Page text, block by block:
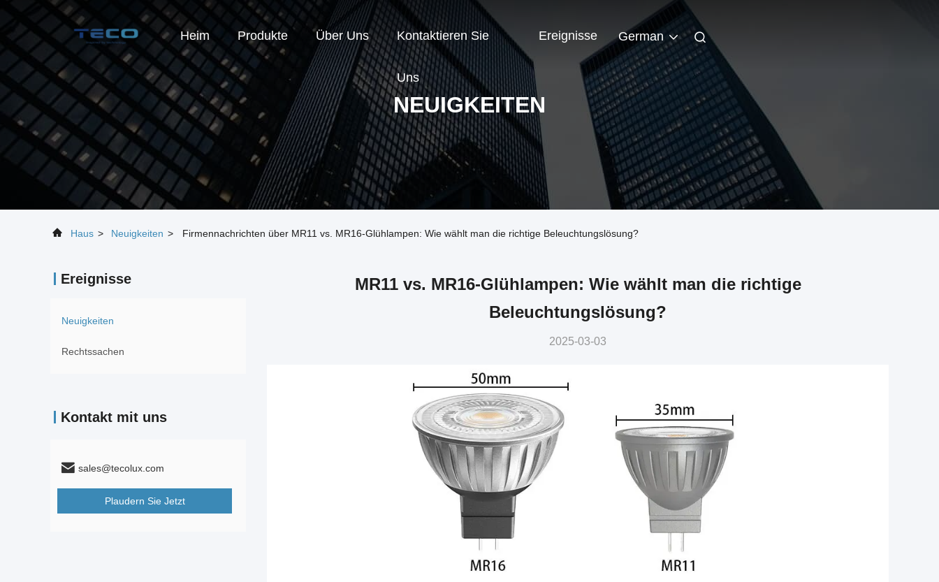
Heim Produkte Über Uns Kontaktieren Sie
Uns
Ereignisse German
NEUIGKEITEN
Haus > Neuigkeiten > Firmennachrichten über MR11 vs. MR16-Glühlampen: Wie wählt man die richtige Beleuchtungslösung?
Ereignisse
Neuigkeiten
Rechtssachen
Kontakt mit uns
sales@tecolux.com
Plaudern Sie Jetzt
MR11 vs. MR16-Glühlampen: Wie wählt man die richtige
Beleuchtungslösung?
2025-03-03